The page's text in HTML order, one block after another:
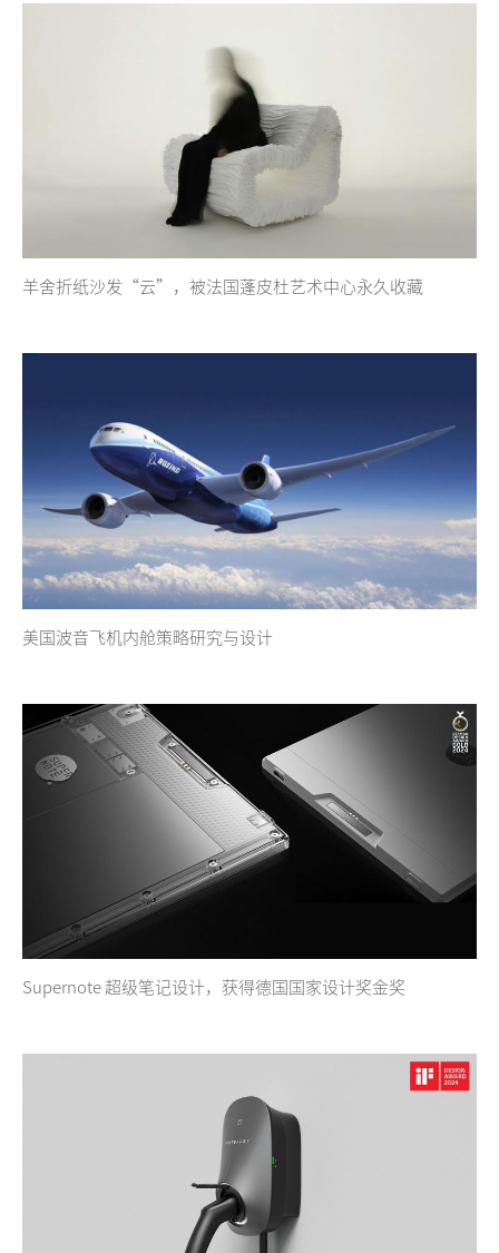
羊舍折纸沙发“云”，被法国蓬皮杜艺术中心永久收藏
美国波音飞机内舱策略研究与设计
Supernote 超级笔记设计，获得德国国家设计奖金奖